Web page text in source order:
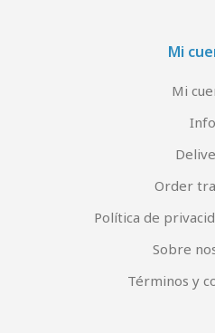
Mi
Mi
Info
Order
Política de
Sobre
Términos y